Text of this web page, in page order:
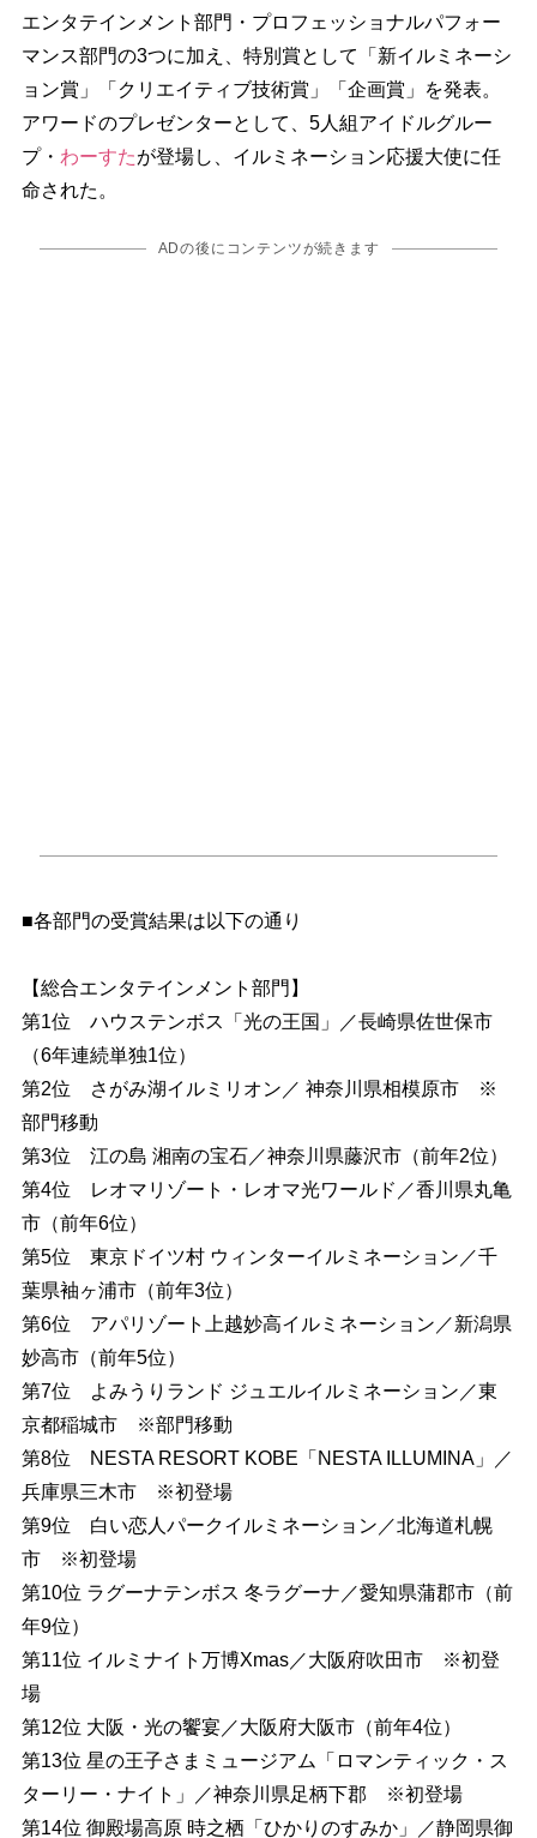
エンタテインメント部門・プロフェッショナルパフォー
マンス部門の3つに加え、特別賞として「新イルミネーシ
ョン賞」「クリエイティブ技術賞」「企画賞」を発表。
アワードのプレゼンターとして、5人組アイドルグルー
プ・ わーすたが登場し、イルミネーション応援大使に任
命された。
ADの後にコンテンツが続きます
■各部門の受賞結果は以下の通り
【総合エンタテインメント部門】
第1位 ハウステンボス「光の王国」／長崎県佐世保市
（6年連続単独1位）
第2位 さがみ湖イルミリオン／ 神奈川県相模原市 ※
部門移動
第3位 江の島 湘南の宝石／神奈川県藤沢市（前年2位）
第4位 レオマリゾート・レオマ光ワールド／香川県丸亀
市（前年6位）
第5位 東京ドイツ村 ウィンターイルミネーション／千
葉県袖ヶ浦市（前年3位）
第6位 アパリゾート上越妙高イルミネーション／新潟県
妙高市（前年5位）
第7位 よみうりランド ジュエルイルミネーション／東
京都稲城市 ※部門移動
第8位 NESTA RESORT KOBE「NESTA ILLUMINA」／
兵庫県三木市 ※初登場
第9位 白い恋人パークイルミネーション／北海道札幌
市 ※初登場
第10位 ラグーナテンボス 冬ラグーナ／愛知県蒲郡市（前
年9位）
第11位 イルミナイト万博Xmas／大阪府吹田市 ※初登
場
第12位 大阪・光の饗宴／大阪府大阪市（前年4位）
第13位 星の王子さまミュージアム「ロマンティック・ス
ターリー・ナイト」／神奈川県足柄下郡 ※初登場
第14位 御殿場高原 時之栖「ひかりのすみか」／静岡県御